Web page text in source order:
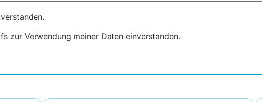
zur Verwendung meiner Daten einverstanden.